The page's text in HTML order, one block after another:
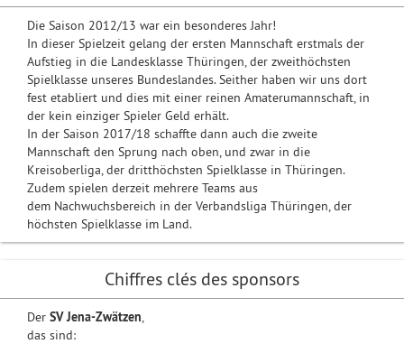
Die Saison 2012/13 war ein besonderes Jahr!
In dieser Spielzeit gelang der ersten Mannschaft erstmals der
Aufstieg in die Landesklasse Thüringen, der zweithöchsten
Spielklasse unseres Bundeslandes. Seither haben wir uns dort
fest etabliert und dies mit einer reinen Amaterumannschaft, in
der kein einziger Spieler Geld erhält.
In der Saison 2017/18 schaffte dann auch die zweite
Mannschaft den Sprung nach oben, und zwar in die
Kreisoberliga, der dritthöchsten Spielklasse in Thüringen.
Zudem spielen derzeit mehrere Teams aus
dem Nachwuchsbereich in der Verbandsliga Thüringen, der
höchsten Spielklasse im Land.
Chiffres clés des sponsors
Der SV Jena-Zwätzen,
das sind: